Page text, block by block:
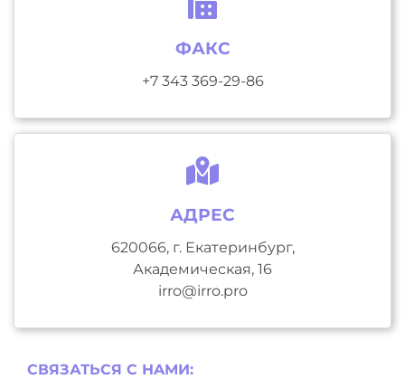
ФАКС
+7 343 369-29-86
АДРЕС
620066, г. Екатеринбург,
Академическая, 16
irro@irro.pro
СВЯЗАТЬСЯ С НAМИ: